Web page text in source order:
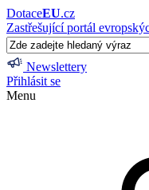
DotaceEU.cz
Zastřešující portál
Newslettery
Přihlásit se
Menu